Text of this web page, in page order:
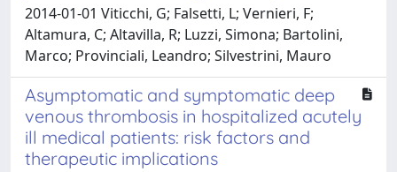
2014-01-01 Viticchi, G; Falsetti, L; Vernieri, F;
Altamura, C; Altavilla, R; Luzzi, Simona; Bartolini,
Marco; Provinciali, Leandro; Silvestrini, Mauro
Asymptomatic and symptomatic deep
venous thrombosis in hospitalized acutely
ill medical patients: risk factors and
therapeutic implications